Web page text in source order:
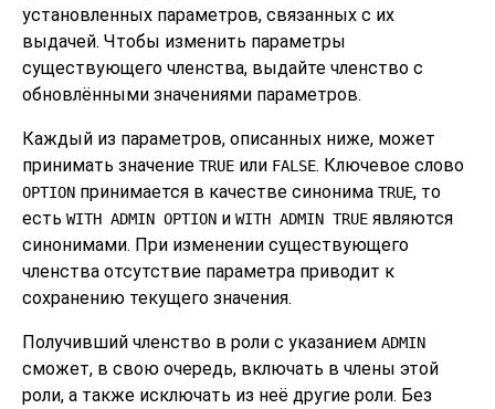
установленных параметров, связанных с их
выдачей. Чтобы изменить параметры
существующего членства, выдайте членство с
обновлёнными значениями параметров.
Каждый из параметров, описанных ниже, может
принимать значение TRUE или FALSE. Ключевое слово
OPTION принимается в качестве синонима TRUE, то
есть WITH ADMIN OPTION и WITH ADMIN TRUE являются
синонимами. При изменении существующего
членства отсутствие параметра приводит к
сохранению текущего значения.
Получивший членство в роли с указанием ADMIN
сможет, в свою очередь, включать в члены этой
роли, а также исключать из неё другие роли. Без